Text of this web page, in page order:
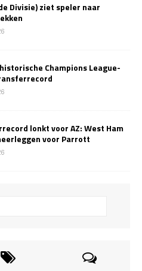
Divisie) ziet speler naar
Champions League-
lonkt voor AZ: West Ham
voor Parrott